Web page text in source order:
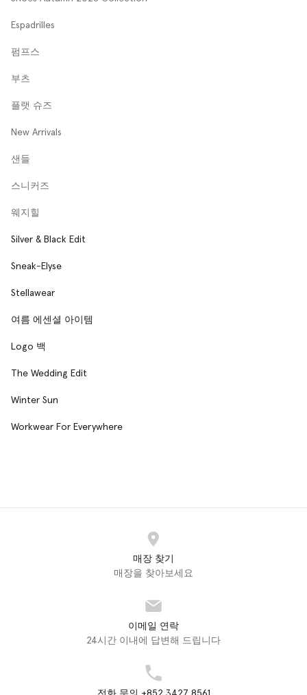
Espadrilles
펌프스
부츠
플랫 슈즈
New Arrivals
샌들
스니커즈
웨지힐
Silver & Black Edit
Sneak-Elyse
Stellawear
여름 에센셜 아이템
Logo 백
The Wedding Edit
Winter Sun
Workwear For Everywhere
매장 찾기
매장을 찾아보세요
이메일 연락
24시간 이내에 답변해 드립니다